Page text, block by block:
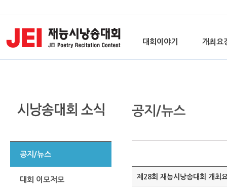
대회이야기 개최요
공지/뉴스
대회 이모저모
공지/뉴스
제28회 재능시낭송대회 개최